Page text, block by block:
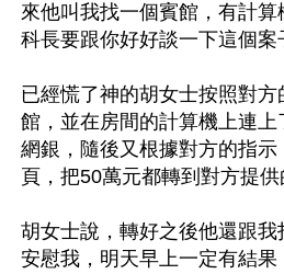
來他叫我找一個賓館，有計
科長要跟你好好談一下這個案
已經慌了神的胡女士按照對
館，並在房間的計算機上連
網銀，隨後又根據對方的指示
頁，把50萬元都轉到對方提供
胡女士說，轉好之後他還跟我
安慰我，明天早上一定有結